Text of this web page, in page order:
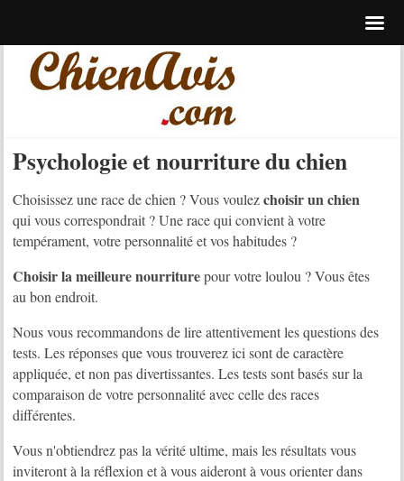
Psychologie et nourriture du chien
Choisissez une race de chien ? Vous voulezchoisir un chien
qui vous correspondrait ? Une race qui convient à votre
tempérament, votre personnalité et vos habitudes ?
Choisir la meilleure nourriturepour votre loulou ? Vous êtes
au bon endroit.
Nous vous recommandons de lire attentivement les questions des
tests. Les réponses que vous trouverez ici sont de caractère
appliquée, et non pas divertissantes. Les tests sont basés sur la
comparaison de votre personnalité avec celle des races
différentes.
Vous n'obtiendrez pas la vérité ultime, mais les résultats vous
inviteront à la réflexion et à vous aideront à vous orienter dans